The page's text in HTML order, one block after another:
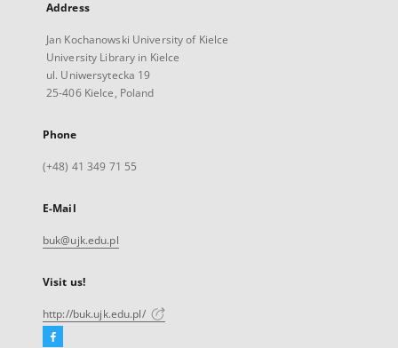
Address
Jan Kochanowski University of Kielce
University Library in Kielce
ul. Uniwersytecka 19
25-406 Kielce, Poland
Phone
(+48) 41 349 71 55
E-Mail
buk@ujk.edu.pl
Visit us!
http://buk.ujk.edu.pl/
Facebook